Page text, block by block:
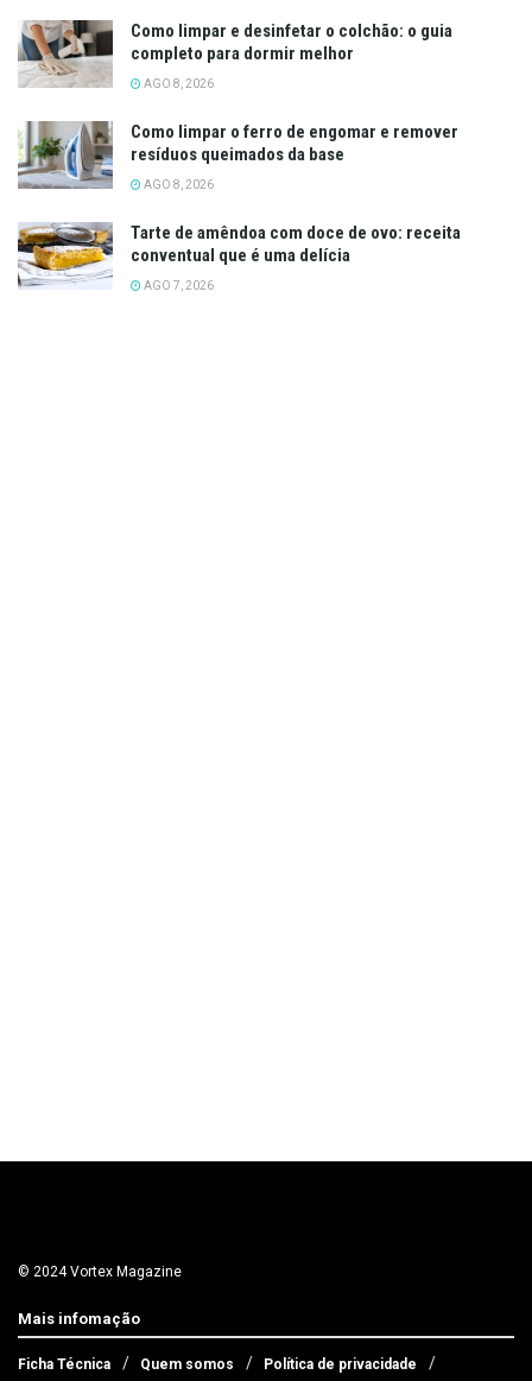
Como limpar e desinfetar o colchão: o guia
completo para dormir melhor
AGO 8, 2026
Como limpar o ferro de engomar e remover
resíduos queimados da base
AGO 8, 2026
Tarte de amêndoa com doce de ovo: receita
conventual que é uma delícia
AGO 7, 2026
© 2024 Vortex Magazine
Mais infomação
Ficha Técnica Quem somos Política de privacidade